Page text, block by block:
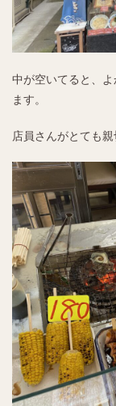
中が空いてると、
ます。
店員さんがとても親